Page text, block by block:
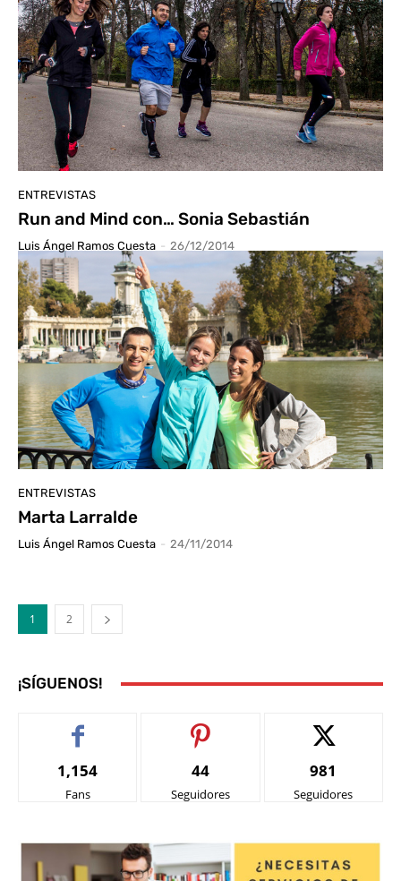
ENTREVISTAS
Run and Mind con… Sonia Sebastián
Luis Ángel Ramos Cuesta - 26/12/2014
ENTREVISTAS
Marta Larralde
Luis Ángel Ramos Cuesta - 24/11/2014
1 2
¡SÍGUENOS!
1,154
Fans
44
Seguidores
981
Seguidores